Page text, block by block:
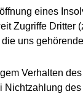
eines
Zugriffe Dritter
uns
Verhalten
Nichtzahlung